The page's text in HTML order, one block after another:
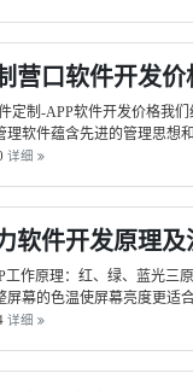
营口软件开发价
定制-APP软件开发价格我
理软件蕴含先进的管理思想
详细
软件开发原理及
工作原理：红、绿、蓝光三
屏幕的色温使屏幕亮度更适
详细